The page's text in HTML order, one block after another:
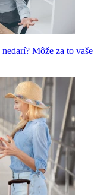
Môže za to vaše